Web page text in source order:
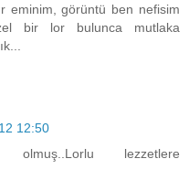
eminim, görüntü ben nefisim
bir lor bulunca mutlaka
12:50
lezzetlere